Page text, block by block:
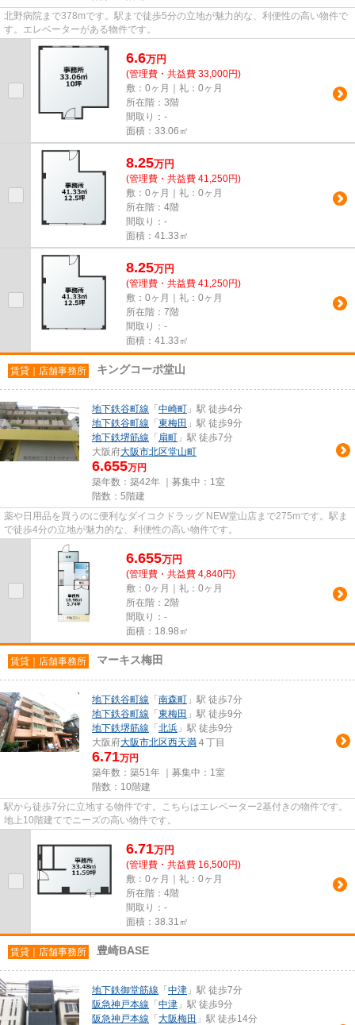
北野病院まで378mです。駅まで徒歩5分の立地が魅力的な、利便性の高い物件で
す。エレベーターがある物件です。
6.6万円
(管理費・共益費 33,000円)
敷：0ヶ月｜礼：0ヶ月
所在階：3階
間取り：-
面積：33.06㎡
8.25万円
(管理費・共益費 41,250円)
敷：0ヶ月｜礼：0ヶ月
所在階：4階
間取り：-
面積：41.33㎡
8.25万円
(管理費・共益費 41,250円)
敷：0ヶ月｜礼：0ヶ月
所在階：7階
間取り：-
面積：41.33㎡
賃貸｜店舗事務所 キングコーポ堂山
地下鉄谷町線 「 中崎町 」駅 徒歩4分
地下鉄谷町線 「 東梅田 」駅 徒歩9分
地下鉄堺筋線 「 扇町 」駅 徒歩7分
大阪府大阪市北区堂山町
6.655万円
築年数：築42年 ｜募集中： 1室
階数：5階建
薬や日用品を買うのに便利なダイコクドラッグ NEW堂山店まで275mです。駅ま
で徒歩4分の立地が魅力的な、利便性の高い物件です。
6.655万円
(管理費・共益費 4,840円)
敷：0ヶ月｜礼：0ヶ月
所在階：2階
間取り：-
面積：18.98㎡
賃貸｜店舗事務所 マーキス梅田
地下鉄谷町線 「 南森町 」駅 徒歩7分
地下鉄谷町線 「 東梅田 」駅 徒歩9分
地下鉄堺筋線 「 北浜 」駅 徒歩9分
大阪府大阪市北区西天満 ４丁目
6.71万円
築年数：築51年 ｜募集中： 1室
階数：10階建
駅から徒歩7分に立地する物件です。こちらはエレベーター2基付きの物件です。
地上10階建てでニーズの高い物件です。
6.71万円
(管理費・共益費 16,500円)
敷：0ヶ月｜礼：0ヶ月
所在階：4階
間取り：-
面積：38.31㎡
賃貸｜店舗事務所 豊崎BASE
地下鉄御堂筋線 「 中津 」駅 徒歩7分
阪急神戸本線 「 中津 」駅 徒歩9分
阪急神戸本線 「 大阪梅田 」駅 徒歩14分